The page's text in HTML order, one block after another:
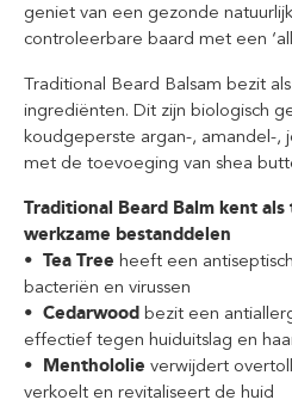
geniet van een gezonde
controleerbare baard met een
Traditional Beard Balsam bezit
ingrediënten. Dit zijn biologisch
koudgeperste argan-, amandel-,
met de toevoeging van shea
Traditional Beard Balm kent
werkzame bestanddelen
• Tea Tree heeft een
bacteriën en virussen
• Cedarwood bezit een
effectief tegen huiduitslag en
• Menthololie verwijdert
verkoelt en revitaliseert de huid